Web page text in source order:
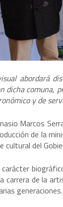
abordará
dicha comuna,
y de
Marcos
de la
cultural del
carrera de la
generaciones.